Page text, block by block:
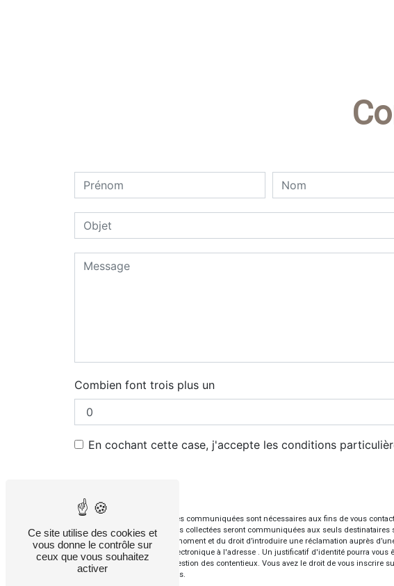
Combien font trois plus un
En cochant cette case, j'accepte les conditions
** Les données personnelles communiquées sont nécessaires aux fins de vous
votre message. Les données collectées seront communiquées aux seuls destinataires
votre consentement à tout moment et du droit d’introduire une réclamation auprès
l'adresse ou par courrier électronique à l'adresse . Un justificatif d'identité pourra
aux fins probatoires et de gestion des contentieux. Vous avez le droit de vous inscrire
d’informations sur vos droits.
Ce site utilise des cookies et
vous donne le contrôle sur
ceux que vous souhaitez
activer